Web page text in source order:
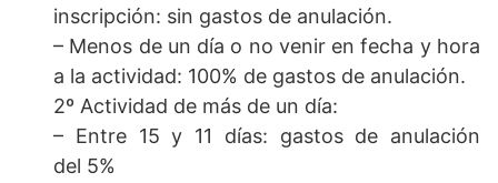
inscripción: sin gastos de anulación.
– Menos de un día o no venir en fecha y hora
a la actividad: 100% de gastos de anulación.
2º Actividad de más de un día:
– Entre 15 y 11 días: gastos de anulación
del 5%